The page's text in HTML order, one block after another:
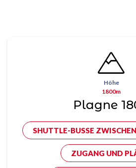
Höhe
1800m
Plagne
SHUTTLE-BUSSE
ZUGANG UND